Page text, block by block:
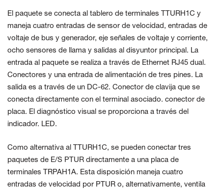
El paquete se conecta al tablero de terminales TTURH1C y
maneja cuatro entradas de sensor de velocidad, entradas de
voltaje de bus y generador, eje señales de voltaje y corriente,
ocho sensores de llama y salidas al disyuntor principal. La
entrada al paquete se realiza a través de Ethernet RJ45 dual.
Conectores y una entrada de alimentación de tres pines. La
salida es a través de un DC-62. Conector de clavija que se
conecta directamente con el terminal asociado. conector de
placa. El diagnóstico visual se proporciona a través del
indicador. LED.
Como alternativa al TTURH1C, se pueden conectar tres
paquetes de E/S PTUR directamente a una placa de
terminales TRPAH1A. Esta disposición maneja cuatro
entradas de velocidad por PTUR o, alternativamente, ventila